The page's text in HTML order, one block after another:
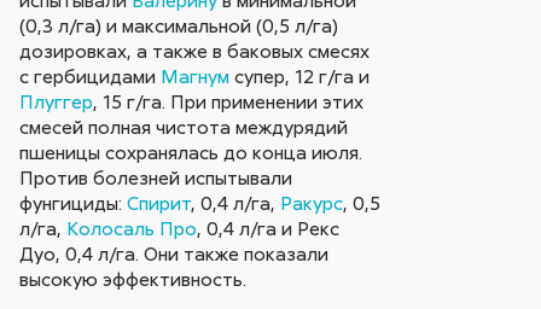
(0,3 л/га) и максимальной (0,5 л/га)
дозировках, а также в баковых смесях
с гербицидами Магнум супер, 12 г/га и
Плуггер, 15 г/га. При применении этих
смесей полная чистота междурядий
пшеницы сохранялась до конца июля.
Против болезней испытывали
фунгициды:Спирит, 0,4 л/га, Ракурс, 0,5
л/га, Колосаль Про, 0,4 л/га и Рекс
Дуо, 0,4 л/га. Они также показали
высокую эффективность.